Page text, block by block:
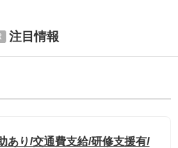
注目情報
あり/交通費支給/研修支援有/